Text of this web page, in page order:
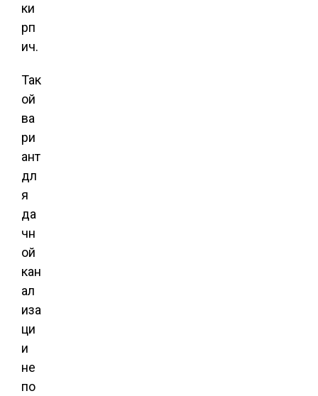
ки
рп
ич.
Так
ой
ва
ри
ант
дл
я
да
чн
ой
кан
ал
иза
ци
и
не
по